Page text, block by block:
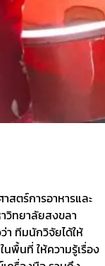
สตร์การอาหารและ
วิทยาลัยสงขลา
า ทีมนักวิจัยได้ให้
พื้นที่ ให้ความรู้เรื่อง